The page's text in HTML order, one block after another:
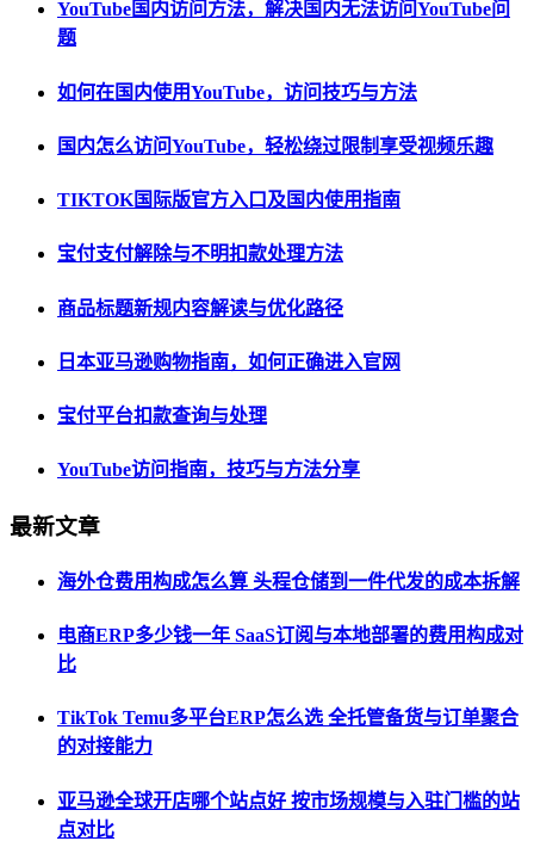
YouTube国内访问方法，解决国内无法访问YouTube问
题
如何在国内使用YouTube，访问技巧与方法
国内怎么访问YouTube，轻松绕过限制享受视频乐趣
TIKTOK国际版官方入口及国内使用指南
宝付支付解除与不明扣款处理方法
商品标题新规内容解读与优化路径
日本亚马逊购物指南，如何正确进入官网
宝付平台扣款查询与处理
YouTube访问指南，技巧与方法分享
最新文章
海外仓费用构成怎么算 头程仓储到一件代发的成本拆解
电商ERP多少钱一年 SaaS订阅与本地部署的费用构成对
比
TikTok Temu多平台ERP怎么选 全托管备货与订单聚合
的对接能力
亚马逊全球开店哪个站点好 按市场规模与入驻门槛的站
点对比